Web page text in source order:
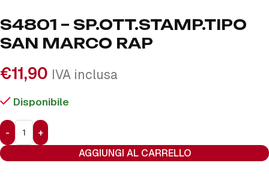
S4801 – SP.OTT.STAMP.TIPO
SAN MARCO RAP
€11,90 IVA inclusa
Disponibile
AGGIUNGI AL CARRELLO